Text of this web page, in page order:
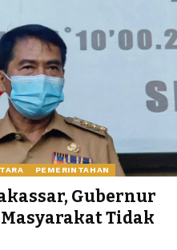
PEMERINTAHAN
Gubernur
Tidak